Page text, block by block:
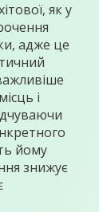
як у
адже це
і
йому
знижує